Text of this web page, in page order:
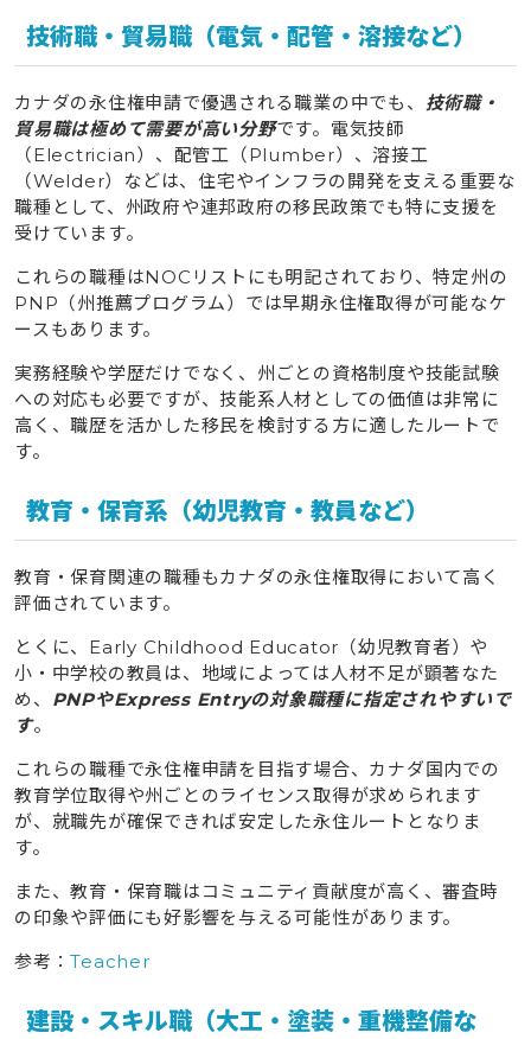
技術職・貿易職（電気・配管・溶接など）
カナダの永住権申請で優遇される職業の中でも、 技術職・
貿易職は極めて需要が高い分野です。電気技師
（Electrician）、配管工（Plumber）、溶接工
（Welder）などは、住宅やインフラの開発を支える重要な
職種として、州政府や連邦政府の移民政策でも特に支援を
受けています。
これらの職種はNOCリストにも明記されており、特定州の
PNP（州推薦プログラム）では早期永住権取得が可能なケ
ースもあります。
実務経験や学歴だけでなく、州ごとの資格制度や技能試験
への対応も必要ですが、技能系人材としての価値は非常に
高く、職歴を活かした移民を検討する方に適したルートで
す。
教育・保育系（幼児教育・教員など）
教育・保育関連の職種もカナダの永住権取得において高く
評価されています。
とくに、Early Childhood Educator（幼児教育者）や
小・中学校の教員は、地域によっては人材不足が顕著なた
め、 PNPやExpress Entryの対象職種に指定されやすいで
す。
これらの職種で永住権申請を目指す場合、カナダ国内での
教育学位取得や州ごとのライセンス取得が求められます
が、就職先が確保できれば安定した永住ルートとなりま
す。
また、教育・保育職はコミュニティ貢献度が高く、審査時
の印象や評価にも好影響を与える可能性があります。
参考：Teacher
建設・スキル職（大工・塗装・重機整備な